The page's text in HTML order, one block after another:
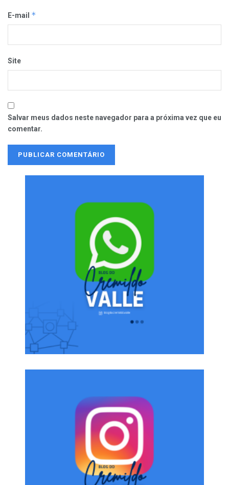
E-mail *
Site
Salvar meus dados neste navegador para a próxima vez que eu
comentar.